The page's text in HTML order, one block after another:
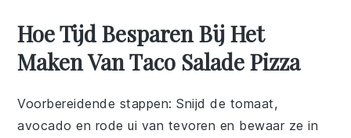
Hoe Tijd Besparen Bij Het
Maken Van Taco Salade Pizza
Voorbereidende stappen: Snijd de tomaat,
avocado en rode ui van tevoren en bewaar ze in